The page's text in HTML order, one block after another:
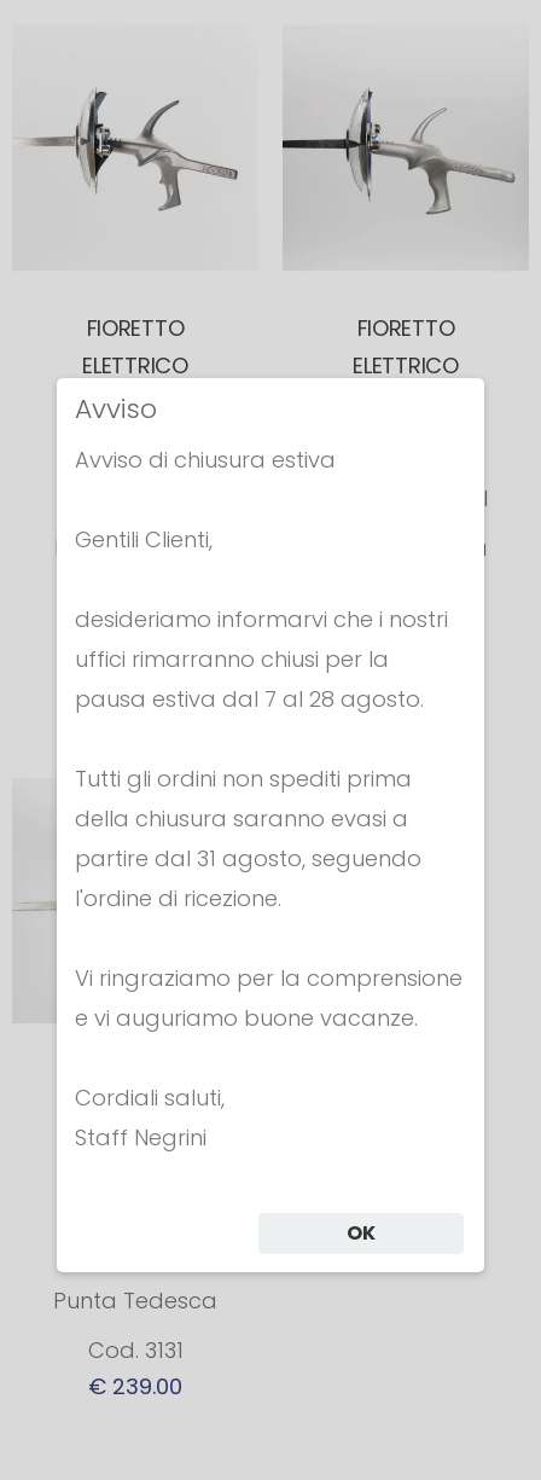
FIORETTO
ELETTRICO
ANATOMICO
Lama in
Normale Punta
Cod. 3034
€ 145.00
FIORETTO
ELETTRICO
Maraging VNITI
Punta Tedesca
€ 230.00
ANATOMICO
Punta Tedesca
Cod. 3131
€ 239.00
Avviso
Avviso di chiusura estiva
Gentili Clienti,
desideriamo informarvi che i nostri
uffici rimarranno chiusi per la
pausa estiva dal 7 al 28 agosto.
Tutti gli ordini non spediti prima
della chiusura saranno evasi a
partire dal 31 agosto, seguendo
l'ordine di ricezione.
Vi ringraziamo per la comprensione
e vi auguriamo buone vacanze.
Cordiali saluti,
Staff Negrini
OK